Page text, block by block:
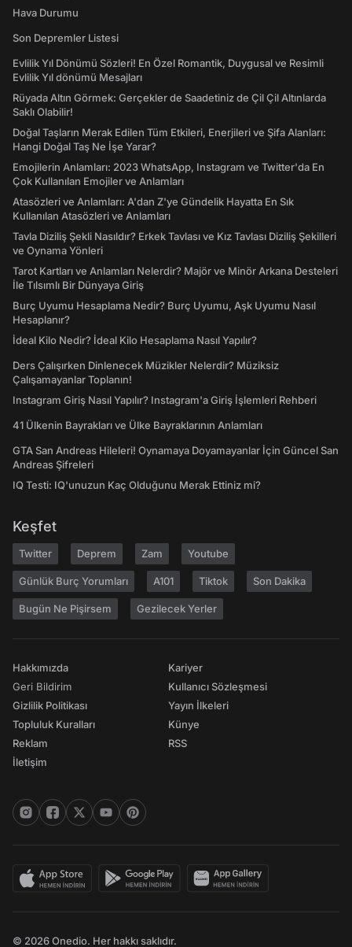
Hava Durumu
Son Depremler Listesi
Evlilik Yıl Dönümü Sözleri! En Özel Romantik, Duygusal ve Resimli
Evlilik Yıl dönümü Mesajları
Rüyada Altın Görmek: Gerçekler de Saadetiniz de Çil Çil Altınlarda
Saklı Olabilir!
Doğal Taşların Merak Edilen Tüm Etkileri, Enerjileri ve Şifa Alanları:
Hangi Doğal Taş Ne İşe Yarar?
Emojilerin Anlamları: 2023 WhatsApp, Instagram ve Twitter'da En
Çok Kullanılan Emojiler ve Anlamları
Atasözleri ve Anlamları: A'dan Z'ye Gündelik Hayatta En Sık
Kullanılan Atasözleri ve Anlamları
Tavla Diziliş Şekli Nasıldır? Erkek Tavlası ve Kız Tavlası Diziliş Şekilleri
ve Oynama Yönleri
Tarot Kartları ve Anlamları Nelerdir? Majör ve Minör Arkana Desteleri
İle Tılsımlı Bir Dünyaya Giriş
Burç Uyumu Hesaplama Nedir? Burç Uyumu, Aşk Uyumu Nasıl
Hesaplanır?
İdeal Kilo Nedir? İdeal Kilo Hesaplama Nasıl Yapılır?
Ders Çalışırken Dinlenecek Müzikler Nelerdir? Müziksiz
Çalışamayanlar Toplanın!
Instagram Giriş Nasıl Yapılır? Instagram'a Giriş İşlemleri Rehberi
41 Ülkenin Bayrakları ve Ülke Bayraklarının Anlamları
GTA San Andreas Hileleri! Oynamaya Doyamayanlar İçin Güncel San
Andreas Şifreleri
IQ Testi: IQ'unuzun Kaç Olduğunu Merak Ettiniz mi?
Keşfet
Twitter Deprem Zam Youtube
Günlük Burç Yorumları A101 Tiktok Son Dakika
Bugün Ne Pişirsem Gezilecek Yerler
Hakkımızda
Geri Bildirim
Gizlilik Politikası
Topluluk Kuralları
Reklam
İletişim
Kariyer
Kullanıcı Sözleşmesi
Yayın İlkeleri
Künye
RSS
© 2026 Onedio. Her hakkı saklıdır.